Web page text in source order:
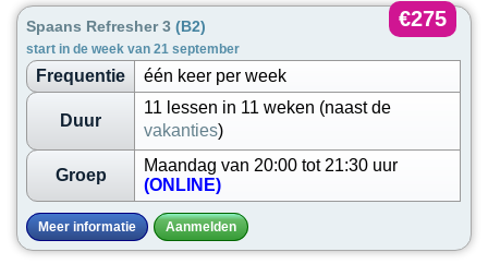
Spaans Refresher 3 (B2)
start in de week van 21 september
€275
Frequentie één keer per week
Duur
11 lessen in 11 weken (naast de
vakanties)
Groep
Maandag van 20:00 tot 21:30 uur
(ONLINE)
Meer informatie Aanmelden